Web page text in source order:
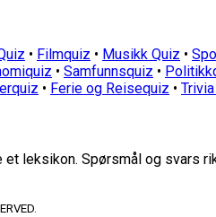
• Filmquiz • Musikk Quiz •
• Samfunnsquiz •
• Ferie og Reisequiz •
leksikon. Spørsmål og svars